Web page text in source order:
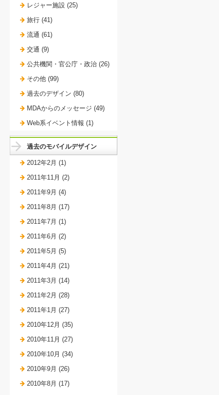
レジャー施設 (25)
旅行 (41)
流通 (61)
交通 (9)
公共機関・官公庁・政治 (26)
その他 (99)
過去のデザイン (80)
MDAからのメッセージ (49)
Web系イベント情報 (1)
過去のモバイルデザイン
2012年2月 (1)
2011年11月 (2)
2011年9月 (4)
2011年8月 (17)
2011年7月 (1)
2011年6月 (2)
2011年5月 (5)
2011年4月 (21)
2011年3月 (14)
2011年2月 (28)
2011年1月 (27)
2010年12月 (35)
2010年11月 (27)
2010年10月 (34)
2010年9月 (26)
2010年8月 (17)